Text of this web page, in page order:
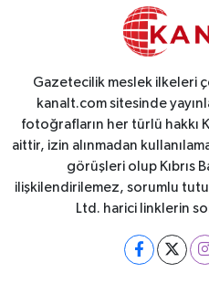
Gazetecilik meslek ilkeleri
kanalt.com sitesinde
fotoğrafların her türlü hakkı
aittir, izin alınmadan
görüşleri olup Kıbrıs
ilişkilendirilemez, sorumlu
Ltd. harici linklerin